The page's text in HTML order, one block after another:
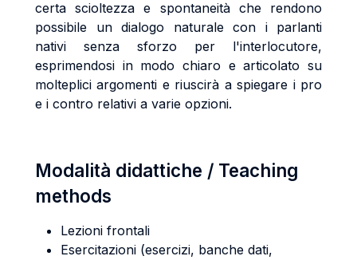
certa scioltezza e spontaneità che rendono
possibile un dialogo naturale con i parlanti
nativi senza sforzo per l'interlocutore,
esprimendosi in modo chiaro e articolato su
molteplici argomenti e riuscirà a spiegare i pro
e i contro relativi a varie opzioni.
Modalità didattiche / Teaching
methods
Lezioni frontali
Esercitazioni (esercizi, banche dati,